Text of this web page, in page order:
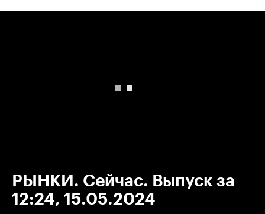
РЫНКИ. Сейчас. Выпуск за
12:24, 15.05.2024